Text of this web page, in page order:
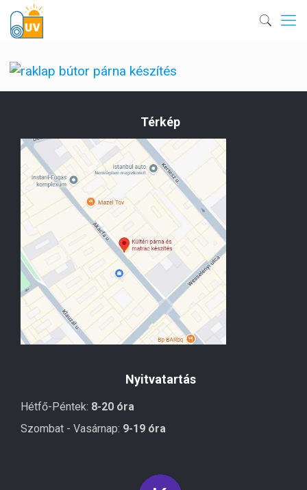
Térkép
Nyitvatartás
Hétfő-Péntek: 8-20 óra
Szombat - Vasárnap: 9-19 óra